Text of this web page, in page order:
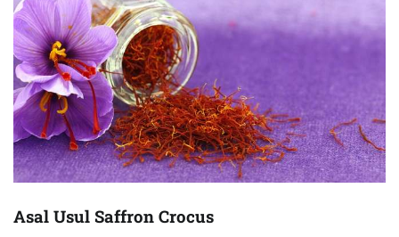
Asal Usul Saffron Crocus